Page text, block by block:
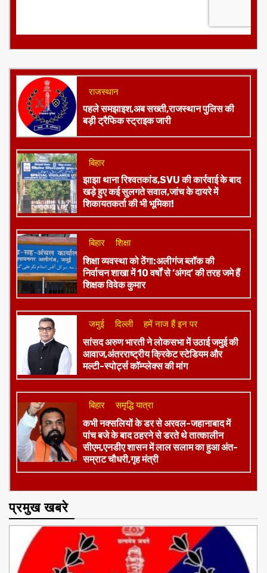
राजस्थान
पहले समझाइश,अब सख्ती,राजस्थान पुलिस की
बड़ी ट्रैफिक स्ट्राइक जारी
बिहार
झाझा थाना रिश्वतकांड,SVU की कार्रवाई के बाद
शिकायतकर्ता की भी भूमिका!
बिहार शिक्षा
शिक्षा व्यवस्था को ठेंगा:अलीगंज ब्लॉक की
शिक्षक विवेक कुमार
जमुई दिल्ली हमें नाज हैं इन पर
​सांसद अरुण भारती ने लोकसभा में उठाई जमुई की
मल्टी-स्पोर्ट्स कॉम्प्लेक्स की मांग
बिहार समृद्धि यात्रा
कभी नक्सलियों के डर से अरवल-जहानाबाद में
पांच बजे के बाद ठहरने से डरते थे तात्कालीन
सम्राट चौधरी,गृह मंत्री
प्रमुख खबरे